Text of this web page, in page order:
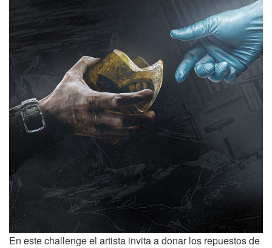
En este challenge el artista invita a donar los repuestos de